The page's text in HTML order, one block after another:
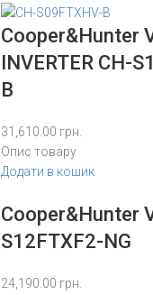
Cooper&Hunter
INVERTER CH-
B
31,610.00 грн.
Опис товару
Додати в кошик
Cooper&Hunter
S12FTXF2-NG
24,190.00 грн.